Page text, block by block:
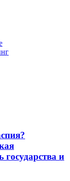
государства и